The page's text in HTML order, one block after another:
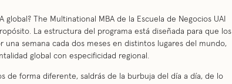
global? The Multinational MBA de la Escuela de Negocios UAI
La estructura del programa está diseñada para que los
una semana cada dos meses en distintos lugares del mundo,
global con especificidad regional.
de forma diferente, saldrás de la burbuja del día a día, de lo